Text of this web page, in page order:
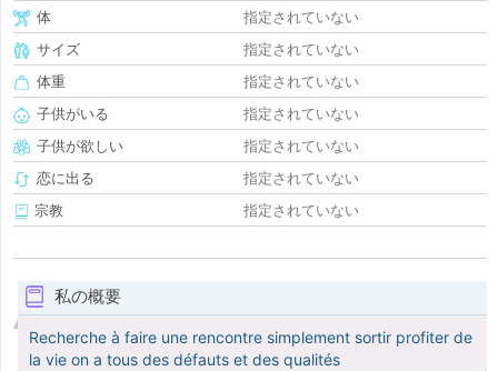
体
指定されていない
サイズ
指定されていない
体重
指定されていない
子供がいる
指定されていない
子供が欲しい
指定されていない
恋に出る
指定されていない
宗教
指定されていない
私の概要
Recherche à faire une rencontre simplement sortir profiter de
la vie on a tous des défauts et des qualités